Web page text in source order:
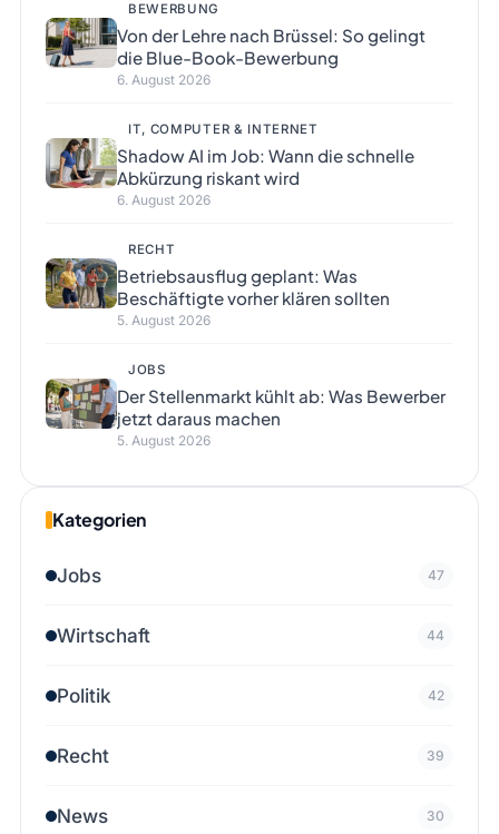
BEWERBUNG
Von der Lehre nach Brüssel: So gelingt
die Blue-Book-Bewerbung
6. August 2026
IT, COMPUTER & INTERNET
Shadow AI im Job: Wann die schnelle
Abkürzung riskant wird
6. August 2026
RECHT
Betriebsausflug geplant: Was
Beschäftigte vorher klären sollten
5. August 2026
JOBS
Der Stellenmarkt kühlt ab: Was Bewerber
jetzt daraus machen
5. August 2026
Kategorien
Jobs 47
Wirtschaft 44
Politik 42
Recht 39
News 30